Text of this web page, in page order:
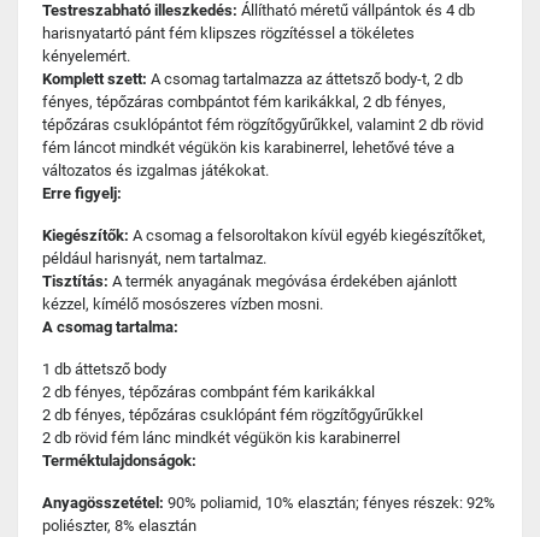
Testreszabható illeszkedés: Állítható méretű vállpántok és 4 db
harisnyatartó pánt fém klipszes rögzítéssel a tökéletes
kényelemért.
Komplett szett: A csomag tartalmazza az áttetsző body-t, 2 db
fényes, tépőzáras combpántot fém karikákkal, 2 db fényes,
tépőzáras csuklópántot fém rögzítőgyűrűkkel, valamint 2 db rövid
fém láncot mindkét végükön kis karabinerrel, lehetővé téve a
változatos és izgalmas játékokat.
Erre figyelj:
Kiegészítők: A csomag a felsoroltakon kívül egyéb kiegészítőket,
például harisnyát, nem tartalmaz.
Tisztítás: A termék anyagának megóvása érdekében ajánlott
kézzel, kímélő mosószeres vízben mosni.
A csomag tartalma:
1 db áttetsző body
2 db fényes, tépőzáras combpánt fém karikákkal
2 db fényes, tépőzáras csuklópánt fém rögzítőgyűrűkkel
2 db rövid fém lánc mindkét végükön kis karabinerrel
Terméktulajdonságok:
Anyagösszetétel: 90% poliamid, 10% elasztán; fényes részek: 92%
poliészter, 8% elasztán